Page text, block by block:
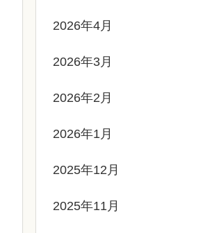
2026年4月
2026年3月
2026年2月
2026年1月
2025年12月
2025年11月